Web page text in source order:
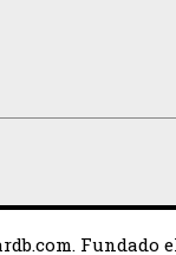
Fundado